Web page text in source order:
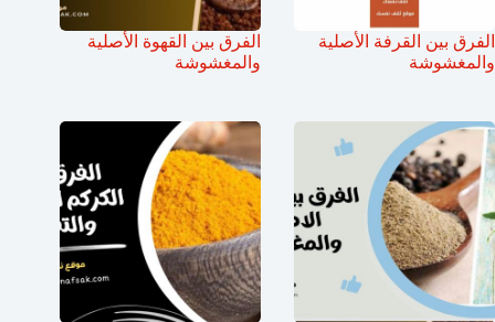
الفرق بين القرفة الأصلية
والمغشوشة
الفرق بين القهوة الأصلية
والمغشوشة